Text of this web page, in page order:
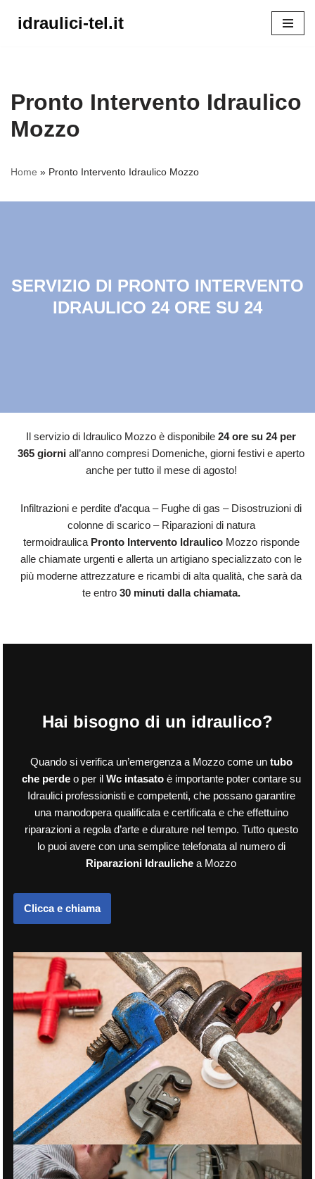
idraulici-tel.it
Home » Pronto Intervento Idraulico Mozzo
Pronto Intervento Idraulico
Mozzo
SERVIZIO DI PRONTO INTERVENTO
IDRAULICO 24 ORE SU 24
Il servizio di Idraulico Mozzo è disponibile 24 ore su 24 per
365 giorni all’anno compresi Domeniche, giorni festivi e aperto
anche per tutto il mese di agosto!
Infiltrazioni e perdite d’acqua – Fughe di gas – Disostruzioni di
colonne di scarico – Riparazioni di natura
termoidraulica Pronto Intervento IdraulicoMozzo risponde
alle chiamate urgenti e allerta un artigiano specializzato con le
più moderne attrezzature e ricambi di alta qualità, che sarà da
te entro30 minuti dalla chiamata.
Hai bisogno di un idraulico?
Quando si verifica un’emergenza a Mozzo come un tubo
che perdeo per il Wc intasatoè importante poter contare su
Idraulici professionisti e competenti, che possano garantire
una manodopera qualificata e certificata e che effettuino
riparazioni a regola d’arte e durature nel tempo. Tutto questo
lo puoi avere con una semplice telefonata al numero di
Riparazioni Idrauliche a Mozzo
Clicca e chiama